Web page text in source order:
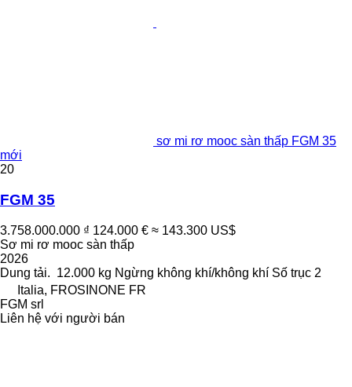
sơ mi rơ mooc sàn thấp FGM 35
mới
20
FGM 35
3.758.000.000 ₫ 124.000 € ≈ 143.300 US$
Sơ mi rơ mooc sàn thấp
2026
Dung tải. 12.000 kg Ngừng không khí/không khí Số trục 2
Italia, FROSINONE FR
FGM srl
Liên hệ với người bán